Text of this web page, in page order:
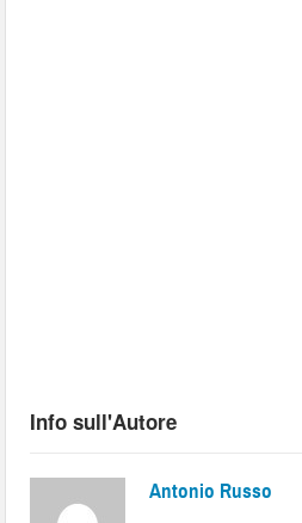
Info sull'Autore
Antonio Russo